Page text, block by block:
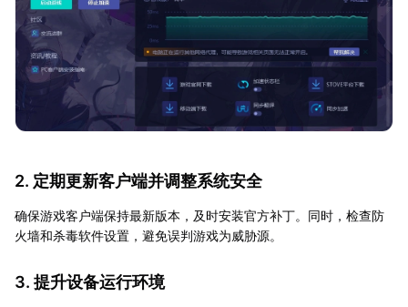
2. 定期更新客户端并调整系统安全
确保游戏客户端保持最新版本，及时安装官方补丁。同时，检查防
火墙和杀毒软件设置，避免误判游戏为威胁源。
3. 提升设备运行环境